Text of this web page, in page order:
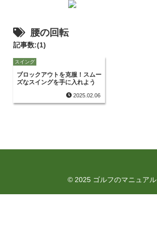
腰の回転
記事数:(1)
スイング
ブロックアウトを克服！スムー
ズなスイングを手に入れよう
2025.02.06
© 2025 ゴルフのマニュアル.